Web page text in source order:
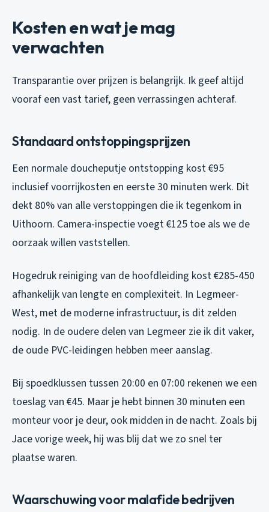
Kosten en wat je mag
verwachten
Transparantie over prijzen is belangrijk. Ik geef altijd
vooraf een vast tarief, geen verrassingen achteraf.
Standaard ontstoppingsprijzen
Een normale doucheputje ontstopping kost €95
inclusief voorrijkosten en eerste 30 minuten werk. Dit
dekt 80% van alle verstoppingen die ik tegenkom in
Uithoorn. Camera-inspectie voegt €125 toe als we de
oorzaak willen vaststellen.
Hogedruk reiniging van de hoofdleiding kost €285-450
afhankelijk van lengte en complexiteit. In Legmeer-
West, met de moderne infrastructuur, is dit zelden
nodig. In de oudere delen van Legmeer zie ik dit vaker,
de oude PVC-leidingen hebben meer aanslag.
Bij spoedklussen tussen 20:00 en 07:00 rekenen we een
toeslag van €45. Maar je hebt binnen 30 minuten een
monteur voor je deur, ook midden in de nacht. Zoals bij
Jace vorige week, hij was blij dat we zo snel ter
plaatse waren.
Waarschuwing voor malafide bedrijven